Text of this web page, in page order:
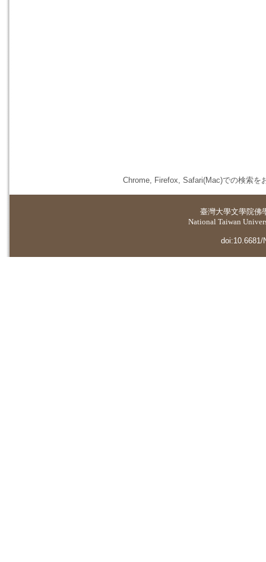
Chrome, Firefox, Safari(Mac)での検索を
臺灣大學文學院佛
National Taiwan
doi:10.6681/